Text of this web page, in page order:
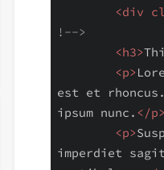
<div
!-->
<h3>
<p>
est et
ipsum nunc. </p>
<p>
imperdiet